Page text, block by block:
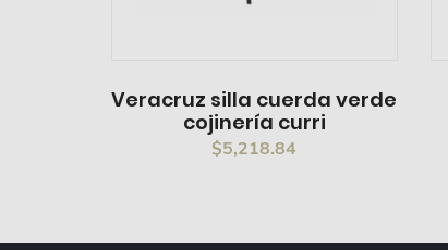
Veracruz silla cuerda verde
cojinería curri
$5,218.84